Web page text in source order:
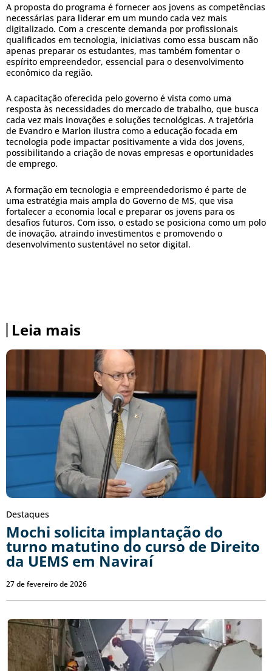
A proposta do programa é fornecer aos jovens as competências
necessárias para liderar em um mundo cada vez mais
digitalizado. Com a crescente demanda por profissionais
qualificados em tecnologia, iniciativas como essa buscam não
apenas preparar os estudantes, mas também fomentar o
espírito empreendedor, essencial para o desenvolvimento
econômico da região.
A capacitação oferecida pelo governo é vista como uma
resposta às necessidades do mercado de trabalho, que busca
cada vez mais inovações e soluções tecnológicas. A trajetória
de Evandro e Marlon ilustra como a educação focada em
tecnologia pode impactar positivamente a vida dos jovens,
possibilitando a criação de novas empresas e oportunidades
de emprego.
A formação em tecnologia e empreendedorismo é parte de
uma estratégia mais ampla do Governo de MS, que visa
fortalecer a economia local e preparar os jovens para os
desafios futuros. Com isso, o estado se posiciona como um polo
de inovação, atraindo investimentos e promovendo o
desenvolvimento sustentável no setor digital.
Leia mais
Destaques
Mochi solicita implantação do
turno matutino do curso de Direito
da UEMS em Naviraí
27 de fevereiro de 2026